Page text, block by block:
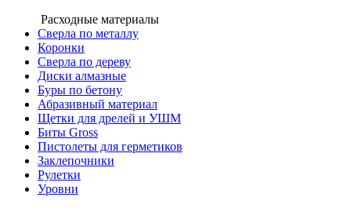
Расходные материалы
Сверла по металлу
Коронки
Сверла по дереву
Диски алмазные
Буры по бетону
Абразивный материал
Щетки для дрелей и УШМ
Биты Gross
Пистолеты для герметиков
Заклепочники
Рулетки
Уровни